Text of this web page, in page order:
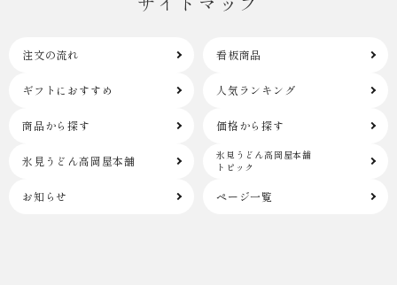
注文の流れ 看板商品
ギフトにおすすめ 人気ランキング
商品から探す 価格から探す
氷見うどん高岡屋本舗
氷見うどん高岡屋本舗
トピック
お知らせ ページ一覧